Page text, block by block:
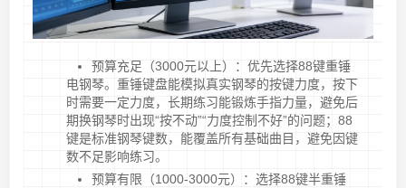
预算充足（3000元以上）：优先选择88键重锤
电钢琴。重锤键盘能模拟真实钢琴的按键力度，按下
时需要一定力度，长期练习能锻炼手指力量，避免后
期换钢琴时出现“按不动”“力度控制不好”的问题；88
键是标准钢琴键数，能覆盖所有基础曲目，避免因键
数不足影响练习。
预算有限（1000-3000元）：选择88键半重锤